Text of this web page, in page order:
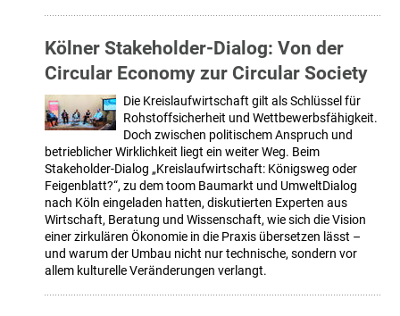
Kölner Stakeholder-Dialog: Von der
Circular Economy zur Circular Society
Die Kreislaufwirtschaft gilt als Schlüssel für
Rohstoffsicherheit und Wettbewerbsfähigkeit.
Doch zwischen politischem Anspruch und
betrieblicher Wirklichkeit liegt ein weiter Weg. Beim
Stakeholder-Dialog „Kreislaufwirtschaft: Königsweg oder
Feigenblatt?“, zu dem toom Baumarkt und UmweltDialog
nach Köln eingeladen hatten, diskutierten Experten aus
Wirtschaft, Beratung und Wissenschaft, wie sich die Vision
einer zirkulären Ökonomie in die Praxis übersetzen lässt –
und warum der Umbau nicht nur technische, sondern vor
allem kulturelle Veränderungen verlangt.